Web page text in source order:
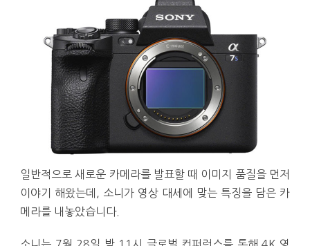
일반적으로 새로운 카메라를 발표할 때 이미지 품질을 먼저
이야기 해왔는데, 소니가 영상 대세에 맞는 특징을 담은 카
메라를 내놓았습니다.
소니는 7월 28일 밤 11시 글로벌 컨퍼런스를 통해 4K 영